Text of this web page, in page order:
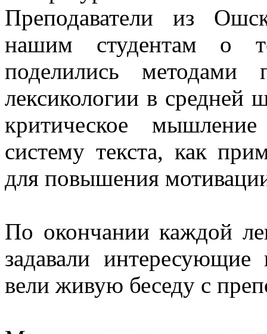
Преподаватели из
нашим студентам о
поделились методами
лексикологии в средней
критическое
систему текста, как
для повышения
По окончании каждой
задавали
вели живую беседу с